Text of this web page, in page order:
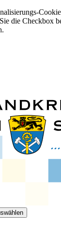
die Checkbox